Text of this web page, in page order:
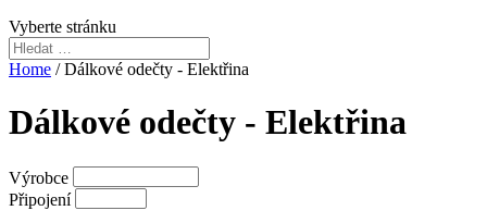
Vyberte stránku
Home / Dálkové odečty - Elektřina
Dálkové odečty - Elektřina
Výrobce
Připojení